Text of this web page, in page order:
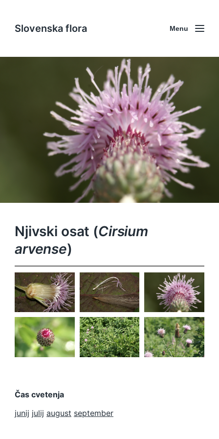
Slovenska flora Menu
Njivski osat (Cirsium
arvense)
Cirsium
arvense
Cirsium
arvense
Cirsium
arvense
Cirsium
arvense
Cirsium
arvense
Cirsium
arvense
Čas cvetenja
junij julij august september